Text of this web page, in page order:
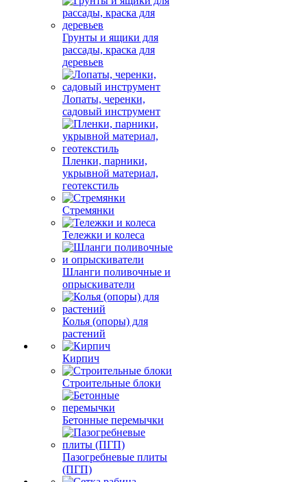
Грунты и ящики для
рассады, краска для
деревьев
Лопаты, черенки,
садовый инструмент
Пленки, парники,
укрывной материал,
геотекстиль
Стремянки
Тележки и колеса
Шланги поливочные и
опрыскиватели
Колья (опоры) для
растений
Кирпич
Строительные блоки
Бетонные перемычки
Пазогребневые плиты
(ПГП)